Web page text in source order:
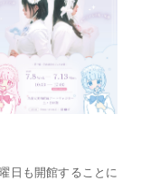
日も開館することに